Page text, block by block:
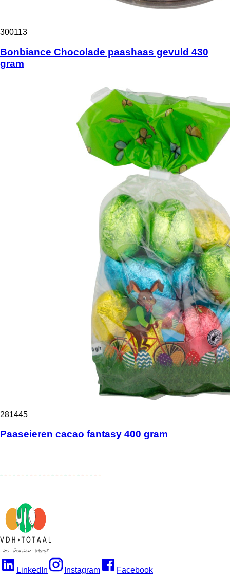
300113
Bonbiance Chocolade paashaas gevuld 430
gram
281445
Paaseieren cacao fantasy 400 gram
LinkedIn Instagram Facebook